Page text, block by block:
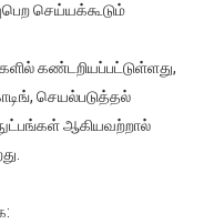
செய்யக்கூடும்
கண்டறியப்பட்டுள்ளது,
செயல்படுத்தல்
ஆகியவற்றால்